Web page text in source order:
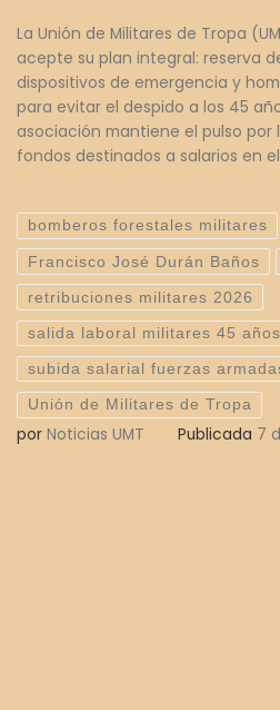
La Unión de Militares de Tropa
acepte su plan integral: reserva
dispositivos de emergencia y
para evitar el despido a los 45
asociación mantiene el pulso por
fondos destinados a salarios en
bomberos forestales militares
Francisco José Durán Baños
retribuciones militares 2026
salida laboral militares 45 años
subida salarial fuerzas
Unión de Militares de Tropa
por Noticias UMT Publicada 7